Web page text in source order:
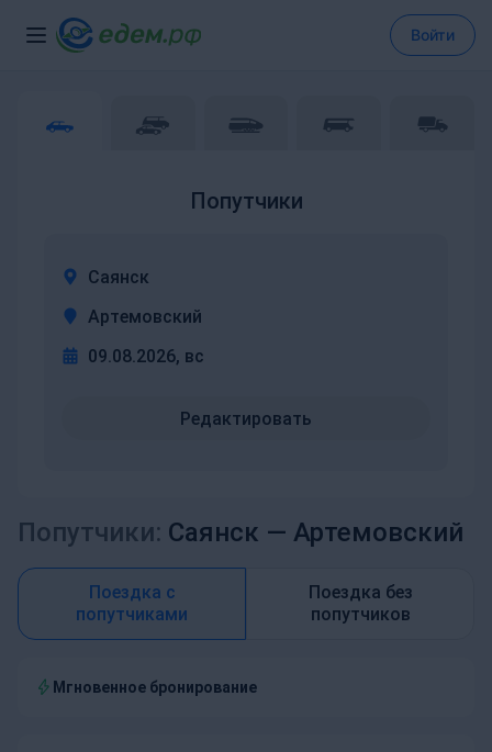
Войти
Попутчики
Саянск
Артемовский
09.08.2026, вс
Редактировать
Попутчики: Саянск — Артемовский
Поездка с
попутчиками
Поездка без
попутчиков
Мгновенное бронирование